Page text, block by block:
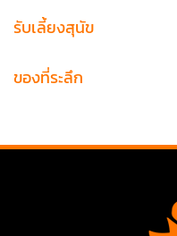
จันทร์)
27 ถนน เจ้าฟ้าตะวันตก,
จังหวัด ภูเก็ต 83000
รับเลี้ยงสุนัข
ของที่ระลึก